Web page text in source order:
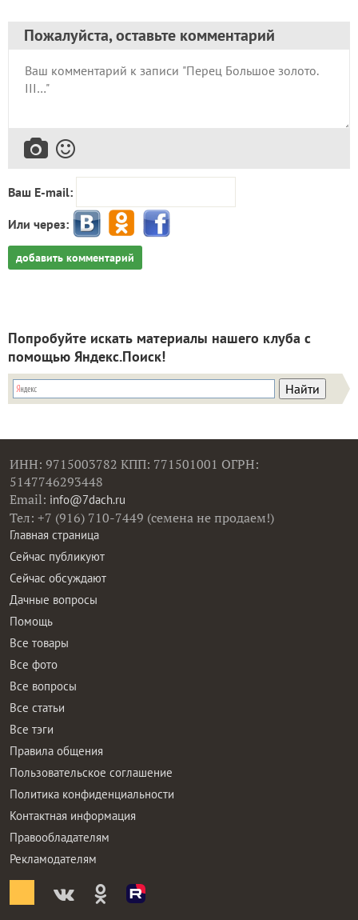
Пожалуйста, оставьте комментарий
Ваш E-mail:
Или через:
добавить комментарий
Попробуйте искать материалы нашего клуба с
помощью Яндекс.Поиск!
ИНН: 9715003782 КПП: 771501001 ОГРН:
5147746293448
Email: info@7dach.ru
Тел: +7 (916) 710-7449 (семена не продаем!)
Главная страница
Сейчас публикуют
Сейчас обсуждают
Дачные вопросы
Помощь
Все товары
Все фото
Все вопросы
Все статьи
Все тэги
Правила общения
Пользовательское соглашение
Политика конфиденциальности
Контактная информация
Правообладателям
Рекламодателям